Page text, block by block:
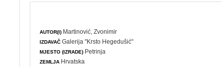
AUTOR(I) Martinović, Zvonimir
IZDAVAČ Galerija "Krsto Hegedušić"
MJESTO (IZRADE) Petrinja
ZEMLJA Hrvatska